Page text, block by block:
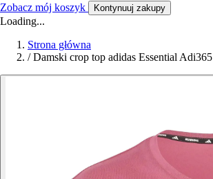
Zobacz mój koszyk Kontynuuj zakupy
Loading...
Strona główna
/ Damski crop top adidas Essential Adi365